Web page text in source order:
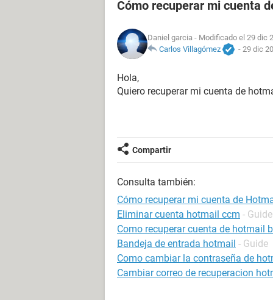
Cómo recuperar mi cuenta
Daniel garcia - Modificado el 29 dic
Carlos Villagómez
- 29 dic
Hola,
Quiero recuperar mi cuenta de
Compartir
Consulta también:
Cómo recuperar mi cuenta de
Eliminar cuenta hotmail ccm - Guide
Como recuperar cuenta de hotmail
Bandeja de entrada hotmail - Guide
Como cambiar la contraseña de
Cambiar correo de recuperacion